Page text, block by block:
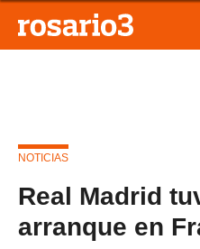
NOTICIAS
Real Madrid
arranque en